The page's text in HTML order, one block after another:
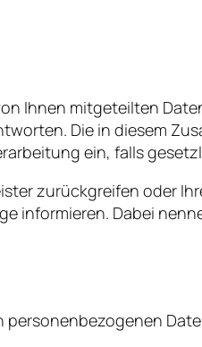
Ihnen mitgeteilten
Die in diesem
ein, falls
zurückgreifen oder
informieren. Dabei
personenbezogenen